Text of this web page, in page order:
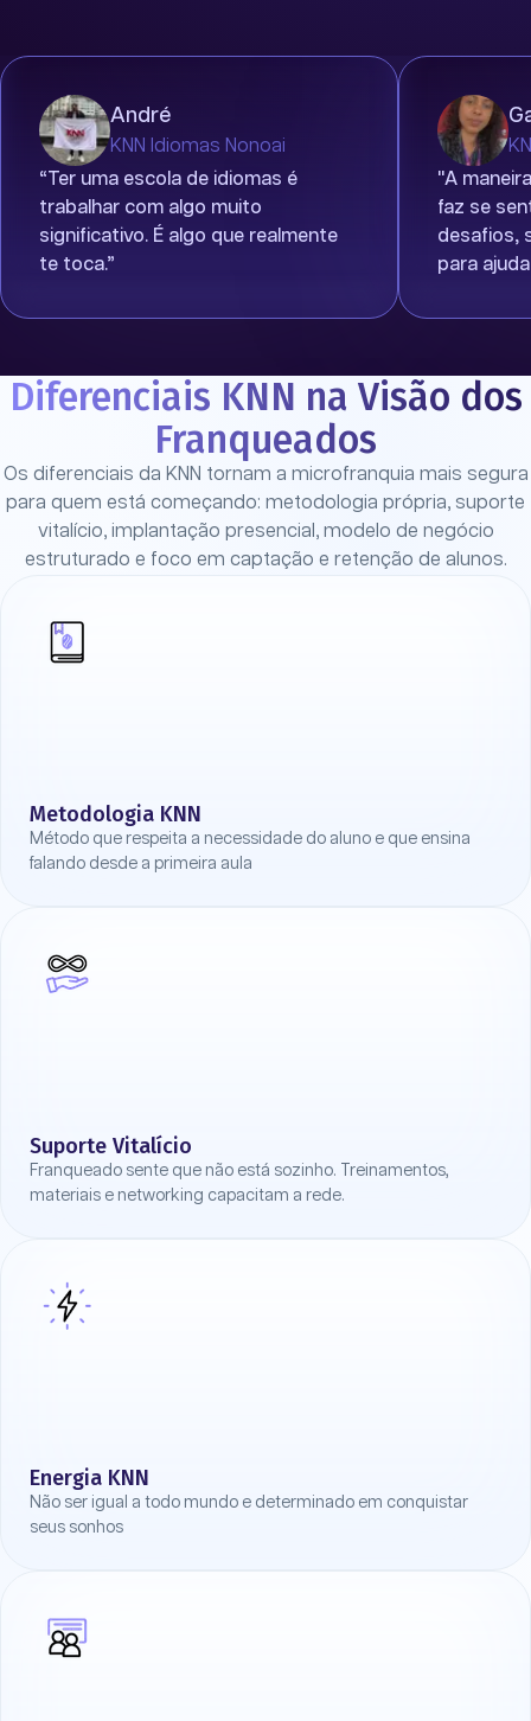
André
KNN Idiomas Nonoai
“Ter uma escola de idiomas é
trabalhar com algo muito
significativo. É algo que realmente
te toca.”
"A
faz se
desafios,
para
Diferenciais KNN na Visão dos
Franqueados
Os diferenciais da KNN tornam a microfranquia mais segura
para quem está começando: metodologia própria, suporte
vitalício, implantação presencial, modelo de negócio
estruturado e foco em captação e retenção de alunos.
Metodologia KNN
Método que respeita a necessidade do aluno e que ensina
falando desde a primeira aula
Suporte Vitalício
Franqueado sente que não está sozinho. Treinamentos,
materiais e networking capacitam a rede.
Energia KNN
Não ser igual a todo mundo e determinado em conquistar
seus sonhos